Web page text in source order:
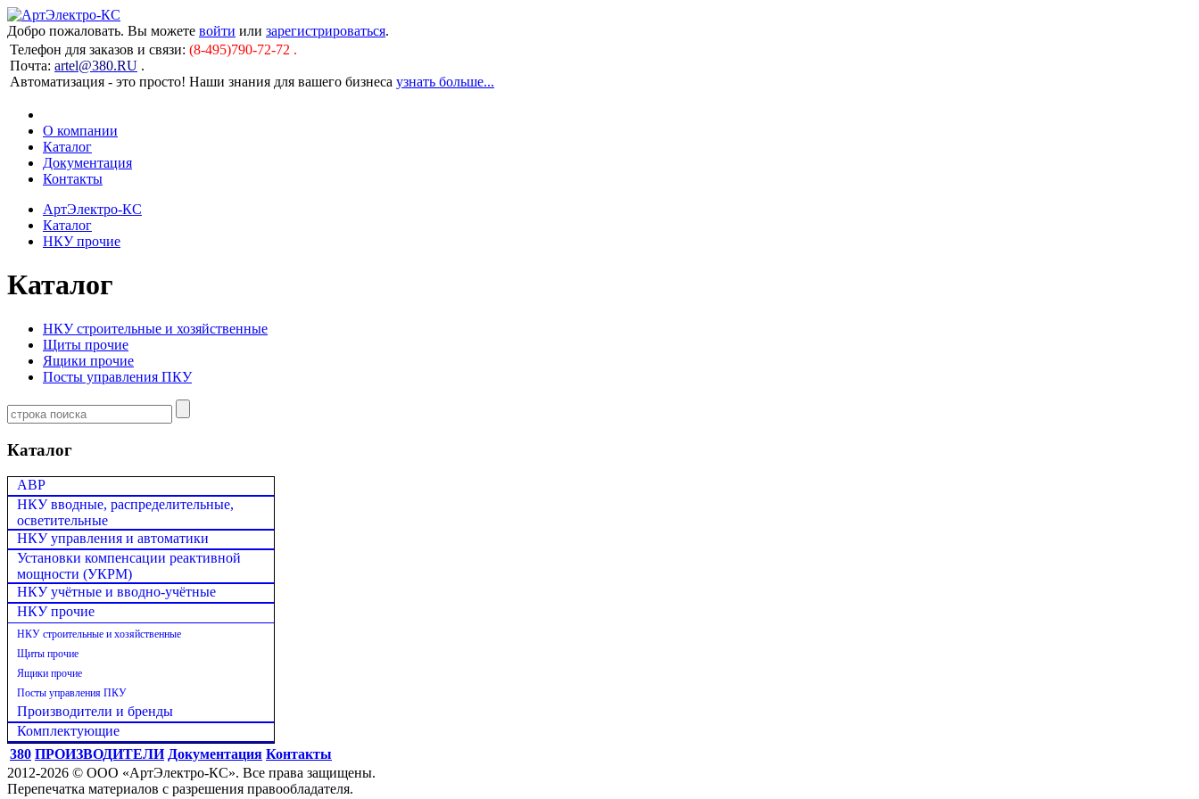
Добро пожаловать. Вы можете войти или зарегистрироваться.
Телефон для заказов и связи: (8-495)790-72-72 .
Почта: artel@380.RU .
Автоматизация - это просто! Наши знания для вашего бизнеса узнать больше...
О компании
Каталог
Документация
Контакты
АртЭлектро-КС
Каталог
НКУ прочие
Каталог
НКУ строительные и хозяйственные
Щиты прочие
Ящики прочие
Посты управления ПКУ
Каталог
АВР
НКУ вводные, распределительные,
осветительные
НКУ управления и автоматики
Установки компенсации реактивной
мощности (УКРМ)
НКУ учётные и вводно-учётные
НКУ прочие
НКУ строительные и хозяйственные
Щиты прочие
Ящики прочие
Посты управления ПКУ
Производители и бренды
Комплектующие
380 ПРОИЗВОДИТЕЛИ Документация Контакты
2012-2026 © ООО «АртЭлектро-КС». Все права защищены.
Перепечатка материалов с разрешения правообладателя.